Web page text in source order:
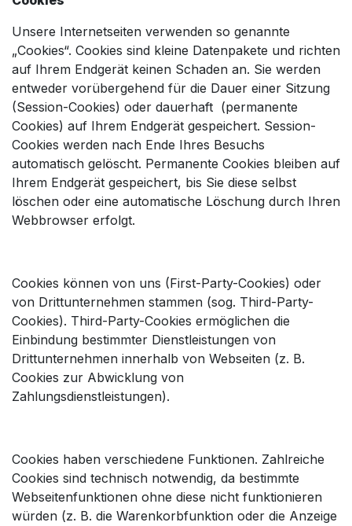
Unsere Internetseiten verwenden so genannte
„Cookies“. Cookies sind kleine Datenpakete und richten
auf Ihrem Endgerät keinen Schaden an. Sie werden
entweder vorübergehend für die Dauer einer Sitzung
(Session-Cookies) oder dauerhaft (permanente
Cookies) auf Ihrem Endgerät gespeichert. Session-
Cookies werden nach Ende Ihres Besuchs
automatisch gelöscht. Permanente Cookies bleiben auf
Ihrem Endgerät gespeichert, bis Sie diese selbst
löschen oder eine automatische Löschung durch Ihren
Webbrowser erfolgt.
Cookies können von uns (First-Party-Cookies) oder
von Drittunternehmen stammen (sog. Third-Party-
Cookies). Third-Party-Cookies ermöglichen die
Einbindung bestimmter Dienstleistungen von
Drittunternehmen innerhalb von Webseiten (z. B.
Cookies zur Abwicklung von
Zahlungsdienstleistungen).
Cookies haben verschiedene Funktionen. Zahlreiche
Cookies sind technisch notwendig, da bestimmte
Webseitenfunktionen ohne diese nicht funktionieren
würden (z. B. die Warenkorbfunktion oder die Anzeige